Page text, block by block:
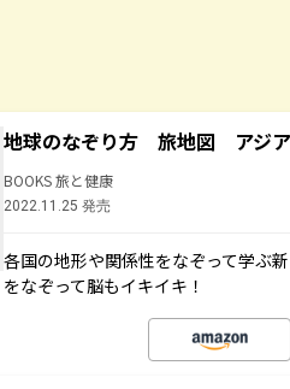
地球のなぞり方 旅地図 アジ
BOOKS 旅と健康
2022.11.25 発売
各国の地形や関係性をなぞって学ぶ
をなぞって脳もイキイキ！